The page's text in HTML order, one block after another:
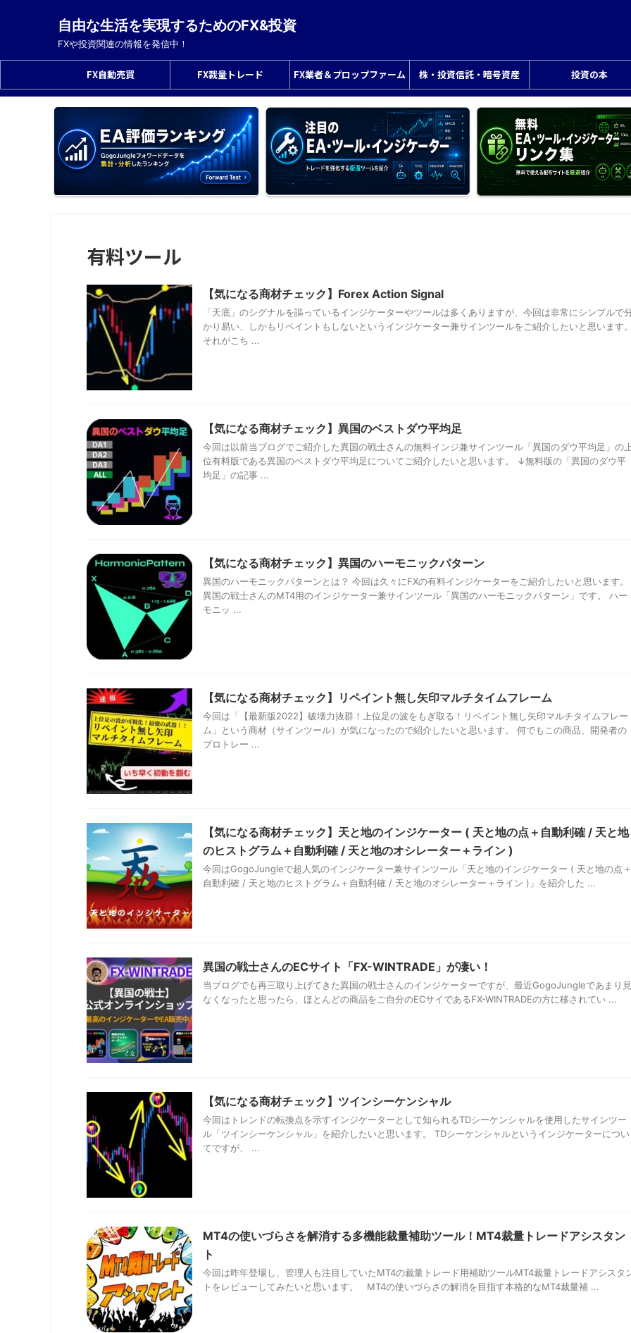
自由な生活を実現するためのFX&投資
FXや投資関連の情報を発信中！
FX自動売買 FX裁量トレード FX業者＆プロップファーム 株・投資信託・暗号資産 投資の本
有料ツール
【気になる商材チェック】Forex Action Signal
「天底」のシグナルを謳っているインジケーターやツールは多くありますが、今回は非常にシンプルで
かり易い、しかもリペイントもしないというインジケーター兼サインツールをご紹介したいと思います
それがこち ...
【気になる商材チェック】異国のベストダウ平均足
今回は以前当ブログでご紹介した異国の戦士さんの無料インジ兼サインツール「異国のダウ平均足」の
位有料版である異国のベストダウ平均足についてご紹介したいと思います。 ↓無料版の「異国のダウ平
均足」の記事 ...
【気になる商材チェック】異国のハーモニックパターン
異国のハーモニックパターンとは？ 今回は久々にFXの有料インジケーターをご紹介したいと思います。
異国の戦士さんのMT4用のインジケーター兼サインツール「異国のハーモニックパターン」です。 ハー
モニッ ...
【気になる商材チェック】リペイント無し矢印マルチタイムフレーム
今回は「【最新版2022】破壊力抜群！上位足の波をもぎ取る！リペイント無し矢印マルチタイムフレー
ム」という商材（サインツール）が気になったので紹介したいと思います。 何でもこの商品、開発者の
プロトレー ...
【気になる商材チェック】天と地のインジケーター ( 天と地の点＋自動利確 / 天と地
のヒストグラム＋自動利確 / 天と地のオシレーター＋ライン )
今回はGogoJungleで超人気のインジケーター兼サインツール「天と地のインジケーター ( 天と地の点＋
自動利確 / 天と地のヒストグラム＋自動利確 / 天と地のオシレーター＋ライン )」を紹介した ...
異国の戦士さんのECサイト「FX-WINTRADE」が凄い！
当ブログでも再三取り上げてきた異国の戦士さんのインジケーターですが、最近GogoJungleであまり見
なくなったと思ったら、ほとんどの商品をご自分のECサイであるFX-WINTRADEの方に移されてい ...
【気になる商材チェック】ツインシーケンシャル
今回はトレンドの転換点を示すインジケーターとして知られるTDシーケンシャルを使用したサインツー
ル「ツインシーケンシャル」を紹介したいと思います。 TDシーケンシャルというインジケーターについ
てですが、 ...
MT4の使いづらさを解消する多機能裁量補助ツール！MT4裁量トレードアシスタン
ト
今回は昨年登場し、管理人も注目していたMT4の裁量トレード用補助ツールMT4裁量トレードアシスタ
トをレビューしてみたいと思います。 MT4の使いづらさの解消を目指す本格的なMT4裁量補 ...